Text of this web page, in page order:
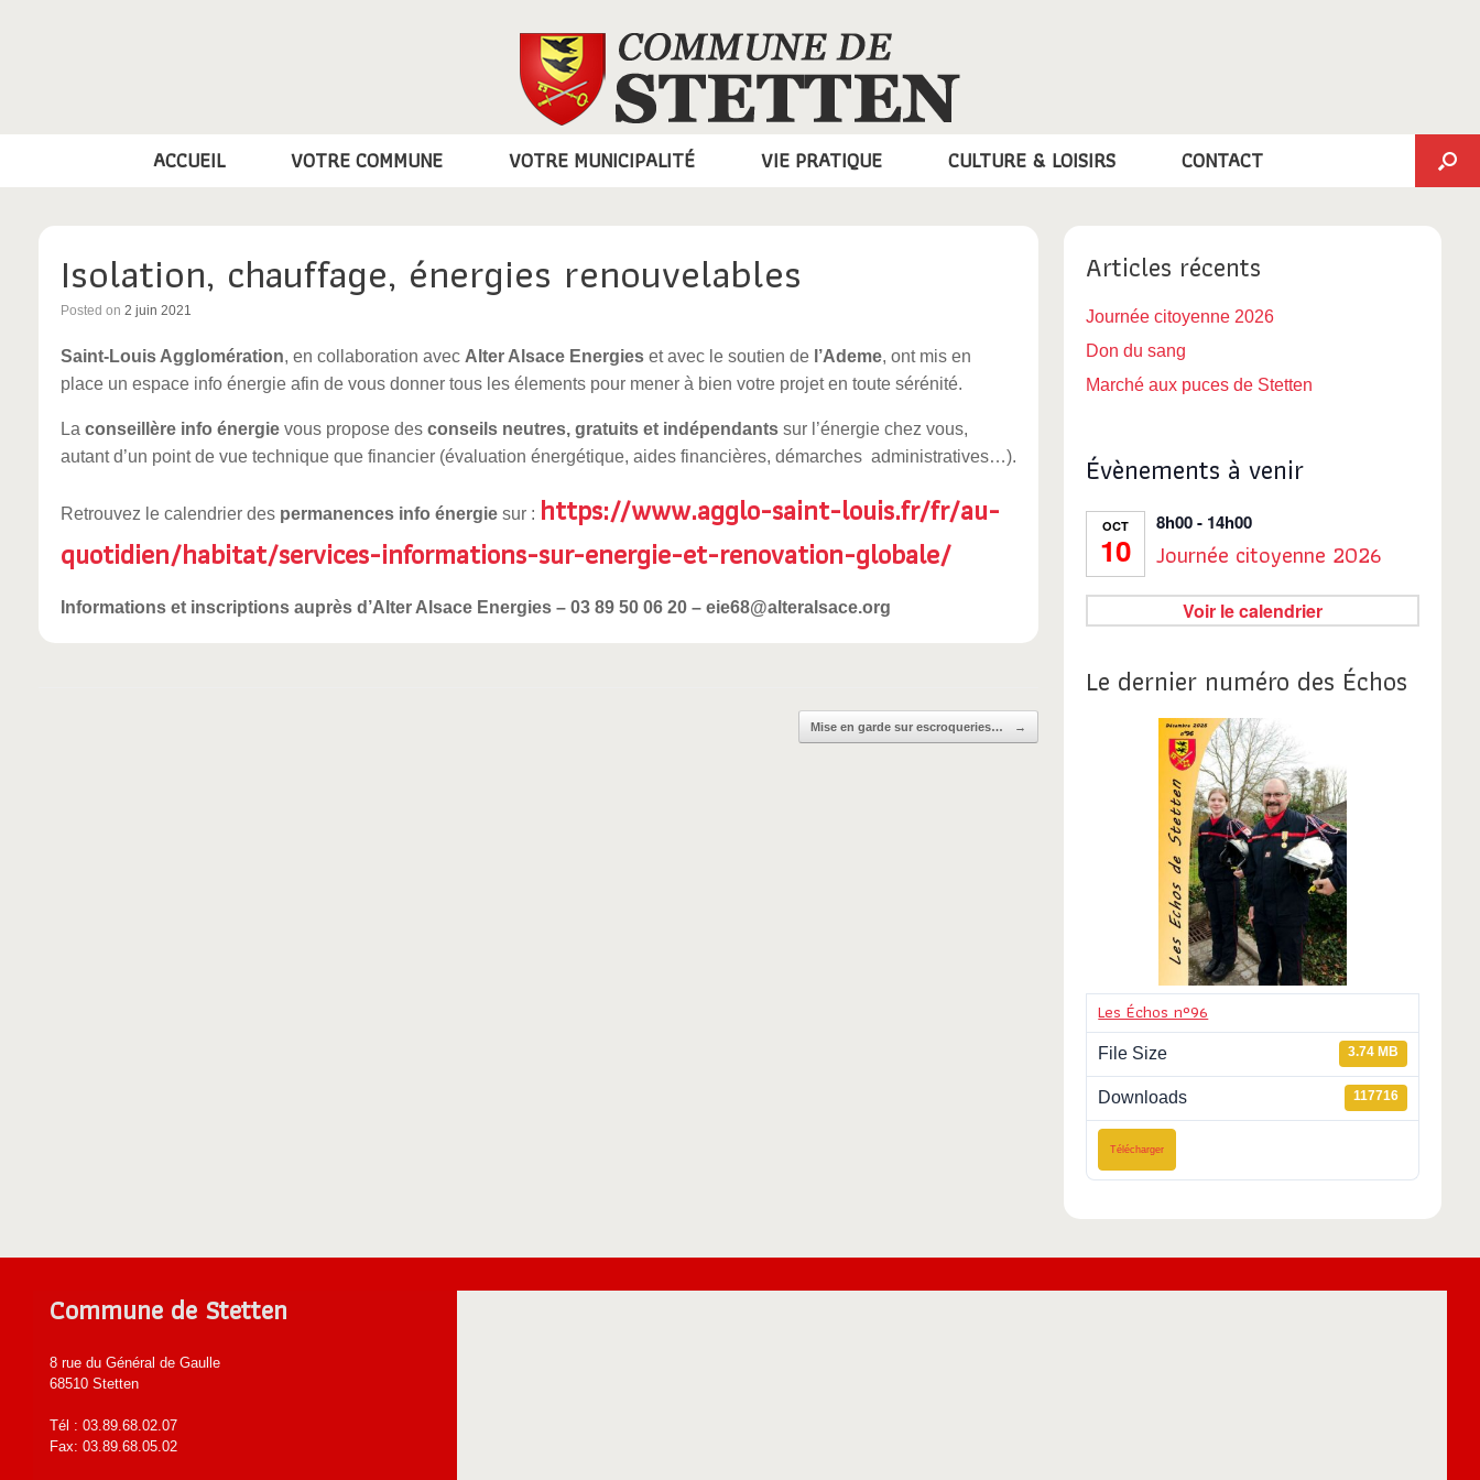
ACCUEIL VOTRE COMMUNE VOTRE MUNICIPALITÉ VIE PRATIQUE CULTURE & LOISIRS CONTACT
Isolation, chauffage, énergies renouvelables
Posted on 2 juin 2021
Saint-Louis Agglomération, en collaboration avec Alter Alsace Energies et avec le soutien de l’Ademe, ont mis en
place un espace info énergie afin de vous donner tous les élements pour mener à bien votre projet en toute sérénité.
La conseillère info énergie vous propose des conseils neutres, gratuits et indépendants sur l’énergie chez vous,
autant d’un point de vue technique que financier (évaluation énergétique, aides financières, démarches administratives…).
Retrouvez le calendrier des permanences info énergie sur : https://www.agglo-saint-louis.fr/fr/au-
quotidien/habitat/services-informations-sur-energie-et-renovation-globale/
Informations et inscriptions auprès d’Alter Alsace Energies – 03 89 50 06 20 – eie68@alteralsace.org
Mise en garde sur escroqueries… →
Articles récents
Journée citoyenne 2026
Don du sang
Marché aux puces de Stetten
Évènements à venir
OCT
10
8h00- 14h00
Journée citoyenne 2026
Voir le calendrier
Le dernier numéro des Échos
Les Échos n°96
File Size 3.74 MB
Downloads 117716
Télécharger
Commune de Stetten
8 rue du Général de Gaulle
68510 Stetten
Tél : 03.89.68.02.07
Fax: 03.89.68.05.02